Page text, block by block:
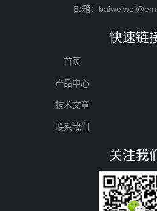
邮箱：
快速链
首页
产品中心
技术文章
联系我们
关注我们